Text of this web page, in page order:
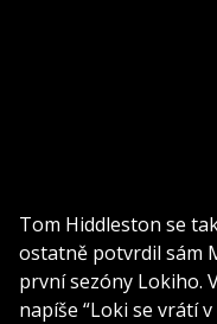
Tom Hiddleston se
ostatně potvrdil sám
první sezóny Lokiho.
napíše “Loki se vrátí